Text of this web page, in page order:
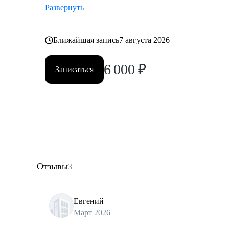
Развернуть
Ближайшая запись7 августа 2026
Записаться 6 000 ₽
Отзывы3
Евгений
Март 2026